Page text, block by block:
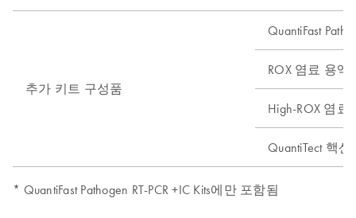
추가 키트 구성품
QuantiFast
ROX 염료 용액
High-ROX 염료
QuantiTect 핵
* QuantiFast Pathogen RT-PCR +IC Kits에만 포함됨